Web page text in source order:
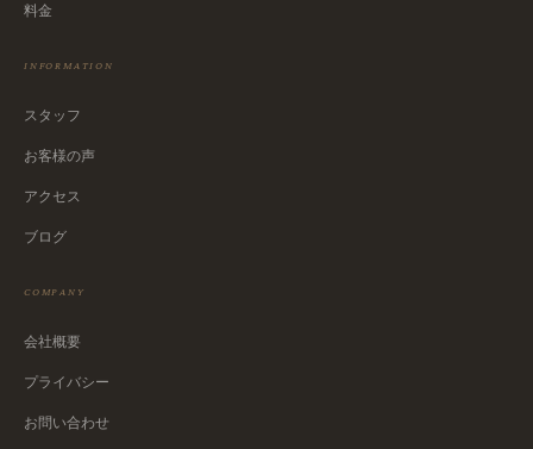
料金
INFORMATION
スタッフ
お客様の声
アクセス
ブログ
COMPANY
会社概要
プライバシー
お問い合わせ